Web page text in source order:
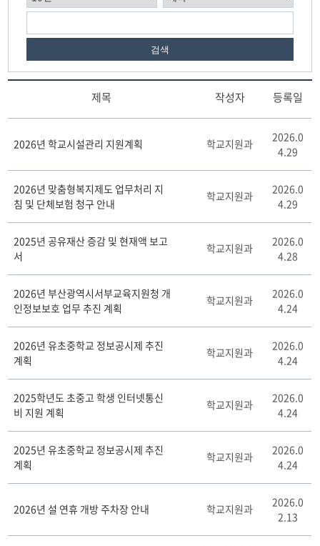
검색
료
게
시
판
트
테
이
블
제목 작성자 등록일
2026년 학교시설관리 지원계획 학교지원과
2026.0
4.29
2026년 맞춤형복지제도 업무처리 지
침 및 단체보험 청구 안내
학교지원과
2026.0
4.29
2025년 공유재산 증감 및 현재액 보고
서
학교지원과
2026.0
4.28
2026년 부산광역시서부교육지원청 개
인정보보호 업무 추진 계획
학교지원과
2026.0
4.24
2026년 유초중학교 정보공시제 추진
계획
학교지원과
2026.0
4.24
2025학년도 초중고 학생 인터넷통신
비 지원 계획
학교지원과
2026.0
4.24
2025년 유초중학교 정보공시제 추진
계획
학교지원과
2026.0
4.24
2026년 설 연휴 개방 주차장 안내 학교지원과
2026.0
2.13